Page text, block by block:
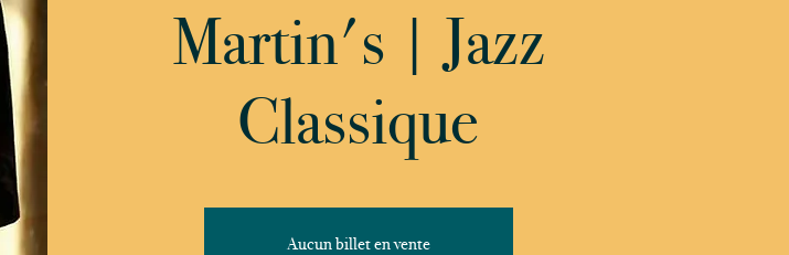
Martin's | Jazz
Classique
Aucun billet en vente